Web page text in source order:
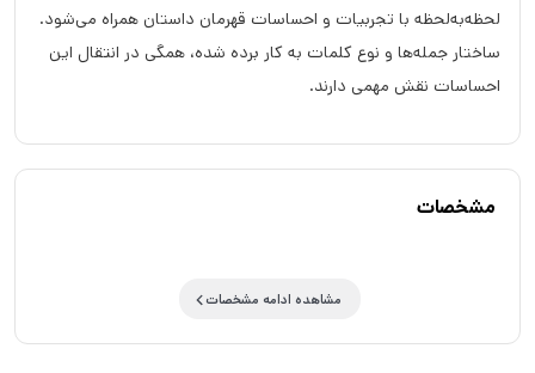
لحظه‌به‌لحظه با تجربیات و احساسات قهرمان داستان همراه می‌شود.
ساختار جمله‌ها و نوع کلمات به کار برده شده، همگی در انتقال این
احساسات نقش مهمی دارند.
مشخصات
مشاهده ادامه مشخصات